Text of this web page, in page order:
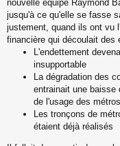
nouvelle équipe Raymond
jusqu'à ce qu'elle se fasse
justement, quand ils ont vu
financière qui découlait des
L'endettement
insupportable
La dégradation des
entrainait une baisse
de l'usage des métros
Les tronçons de
étaient déjà réalisés